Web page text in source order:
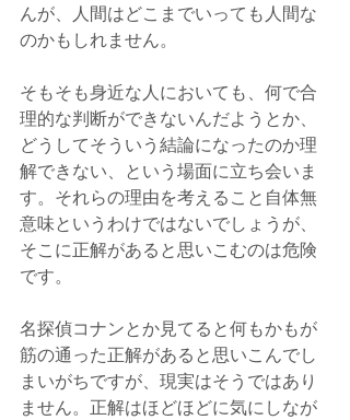
んが、人間はどこまでいっても人間な
のかもしれません。
そもそも身近な人においても、何で合
理的な判断ができないんだようとか、
どうしてそういう結論になったのか理
解できない、という場面に立ち会いま
す。それらの理由を考えること自体無
意味というわけではないでしょうが、
そこに正解があると思いこむのは危険
です。
名探偵コナンとか見てると何もかもが
筋の通った正解があると思いこんでし
まいがちですが、現実はそうではあり
ません。正解はほどほどに気にしなが